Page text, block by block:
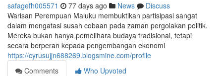
safagefh005571 77 days ago News
Discuss
Warisan Perempuan Maluku membuktikan partisipasi sangat
dalam mengatasi susah cobaan pada zaman pergolakan politik.
Mereka bukan hanya pemelihara budaya tradisional, tetapi
secara berperan kepada pengembangan ekonomi
https://cyrusujjn688269.blogsmine.com/profile
Comments
Who Upvoted